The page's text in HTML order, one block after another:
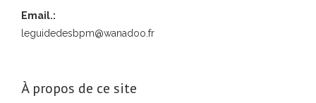
Email.:
leguidedesbpm@wanadoo.fr
À propos de ce site